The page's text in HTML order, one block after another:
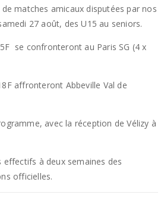
matches amicaux disputées par nos
27 août, des U15 au seniors.
se confronteront au Paris SG (4 x
affronteront Abbeville Val de
avec la réception de Vélizy à
effectifs à deux semaines des
officielles.